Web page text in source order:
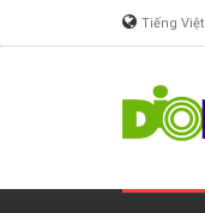
Tiếng Việt